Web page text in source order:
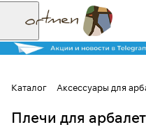
Каталог Аксессуары для
Плечи для
Для клиентов всех